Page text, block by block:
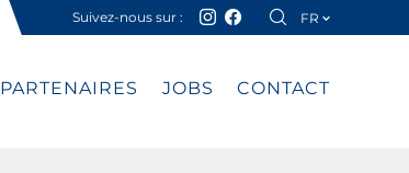
Suivez-nous sur : FR
PARTENAIRES JOBS CONTACT